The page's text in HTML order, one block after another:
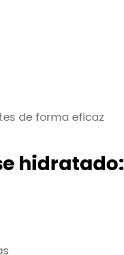
de forma eficaz
hidratado: